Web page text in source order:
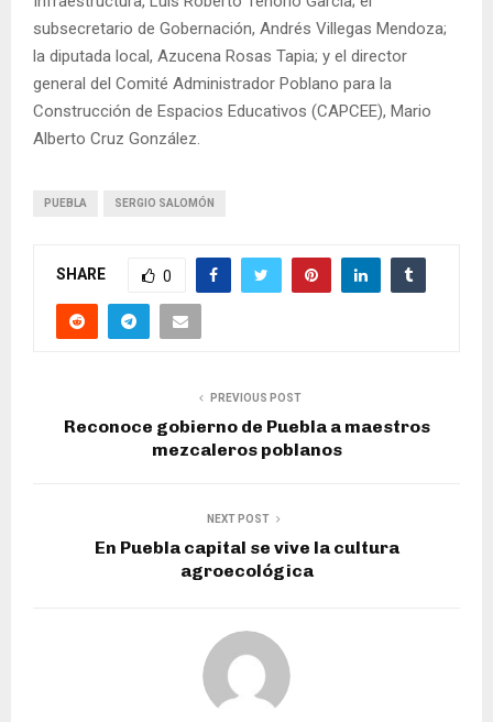
subsecretario de Gobernación, Andrés Villegas Mendoza;
la diputada local, Azucena Rosas Tapia; y el director
general del Comité Administrador Poblano para la
Construcción de Espacios Educativos (CAPCEE), Mario
Alberto Cruz González.
PUEBLA SERGIO SALOMÓN
SHARE 0
PREVIOUS POST
Reconoce gobierno de Puebla a maestros
mezcaleros poblanos
NEXT POST
En Puebla capital se vive la cultura
agroecológica